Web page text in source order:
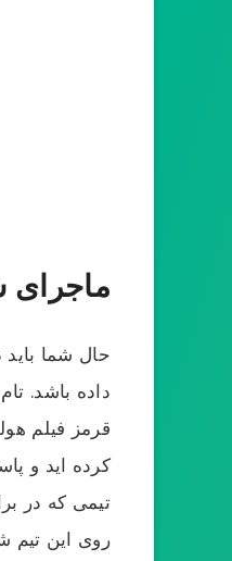
حال شما باید
داده باشد.
قرمز فیلم
کرده اید و
تیمی که در